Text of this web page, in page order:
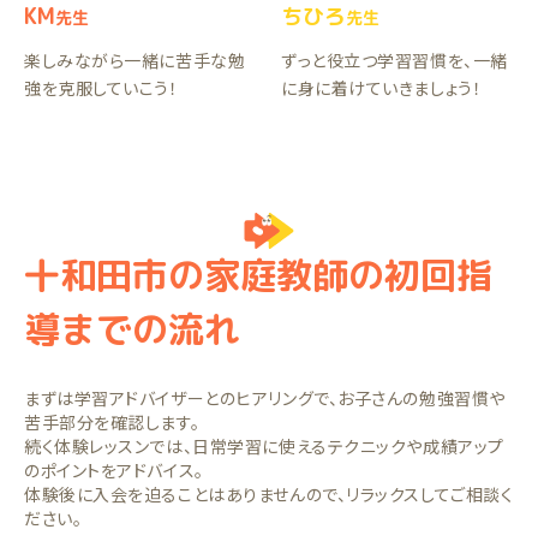
KM先生
楽しみながら一緒に苦手な勉
強を克服していこう！
ちひろ先生
ずっと役立つ学習習慣を、一緒
に身に着けていきましょう！
十和田市の家庭教師の初回指
導までの流れ
まずは学習アドバイザーとのヒアリングで、お子さんの勉強習慣や
苦手部分を確認します。
続く体験レッスンでは、日常学習に使えるテクニックや成績アップ
のポイントをアドバイス。
体験後に入会を迫ることはありませんので、リラックスしてご相談く
ださい。